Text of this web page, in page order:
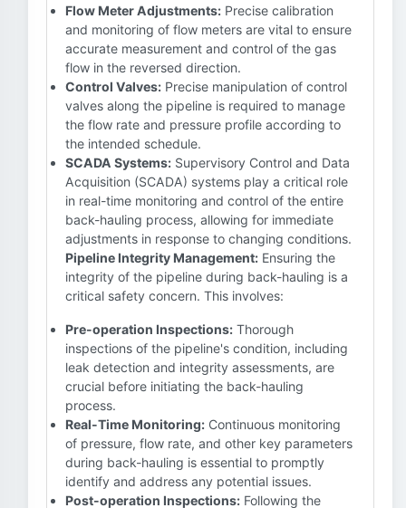
Flow Meter Adjustments: Precise calibration
and monitoring of flow meters are vital to ensure
accurate measurement and control of the gas
flow in the reversed direction.
Control Valves: Precise manipulation of control
valves along the pipeline is required to manage
the flow rate and pressure profile according to
the intended schedule.
SCADA Systems: Supervisory Control and Data
Acquisition (SCADA) systems play a critical role
in real-time monitoring and control of the entire
back-hauling process, allowing for immediate
adjustments in response to changing conditions.
Pipeline Integrity Management: Ensuring the
integrity of the pipeline during back-hauling is a
critical safety concern. This involves:
Pre-operation Inspections: Thorough
inspections of the pipeline's condition, including
leak detection and integrity assessments, are
crucial before initiating the back-hauling
process.
Real-Time Monitoring: Continuous monitoring
of pressure, flow rate, and other key parameters
during back-hauling is essential to promptly
identify and address any potential issues.
Post-operation Inspections: Following the